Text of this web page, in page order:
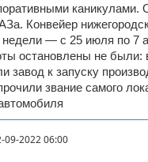
каникулами.
Конвейер
недели — с 25 июля по 7
остановлены не были:
завод к запуску
звание самого
09-2022 06:00